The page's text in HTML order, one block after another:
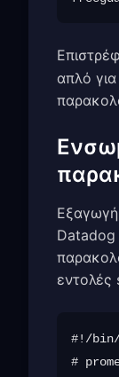
απλό
Datadog
εντολές
#!/bin/
#